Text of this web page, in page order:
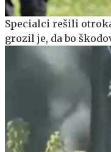
Specialci rešili
grozil je, da bo